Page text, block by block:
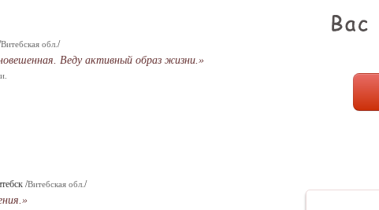
Витебская обл. /
Веду активный образ жизни.»
/Витебская обл. /